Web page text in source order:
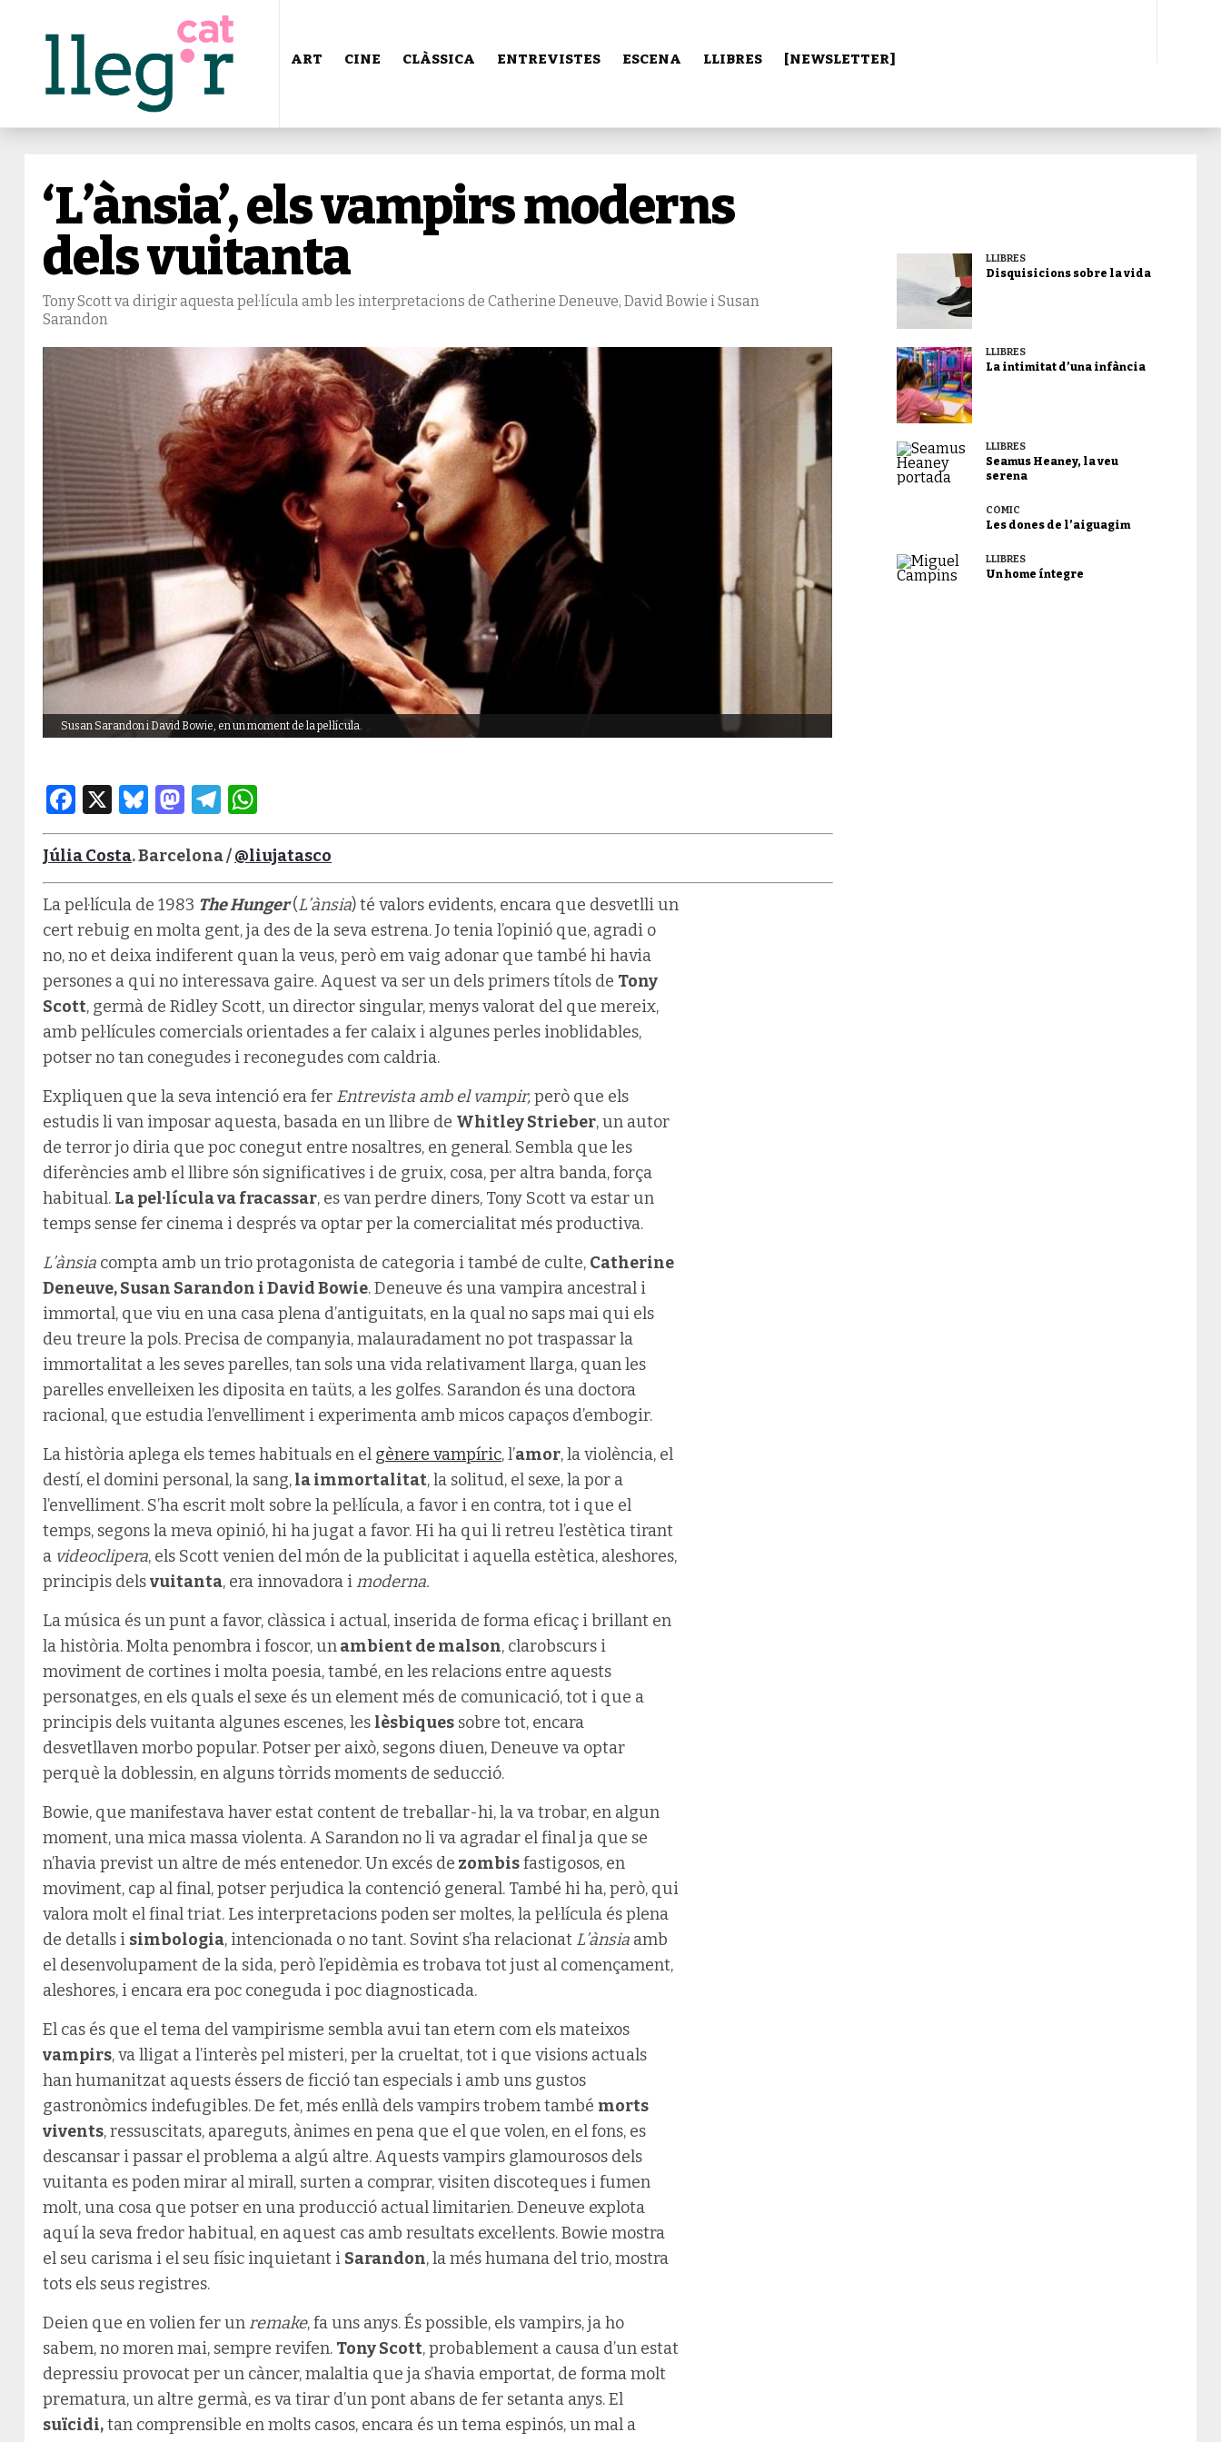
ART CINE CLÀSSICA ENTREVISTES ESCENA LLIBRES [NEWSLETTER]
‘L’ànsia’, els vampirs moderns
dels vuitanta
Tony Scott va dirigir aquesta pel·lícula amb les interpretacions de Catherine Deneuve, David Bowie i Susan
Sarandon
Susan Sarandon i David Bowie, en un moment de la pel·lícula.
Facebook
X Bluesky
Mastodon
Telegram
Júlia Costa. Barcelona /@liujatasco
La pel·lícula de 1983 The Hunger(L’ànsia) té valors evidents, encara que desvetlli un
cert rebuig en molta gent, ja des de la seva estrena. Jo tenia l’opinió que, agradi o
no, no et deixa indiferent quan la veus, però em vaig adonar que també hi havia
persones a qui no interessava gaire. Aquest va ser un dels primers títols de Tony
Scott, germà de Ridley Scott, un director singular, menys valorat del que mereix,
amb pel·lícules comercials orientades a fer calaix i algunes perles inoblidables,
potser no tan conegudes i reconegudes com caldria.
Expliquen que la seva intenció era fer Entrevista amb el vampir,però que els
estudis li van imposar aquesta, basada en un llibre de Whitley Strieber, un autor
de terror jo diria que poc conegut entre nosaltres, en general. Sembla que les
diferències amb el llibre són significatives i de gruix, cosa, per altra banda, força
habitual. La pel·lícula va fracassar, es van perdre diners, Tony Scott va estar un
temps sense fer cinema i després va optar per la comercialitat més productiva.
L’ànsia compta amb un trio protagonista de categoria i també de culte, Catherine
Deneuve, Susan Sarandon i David Bowie. Deneuve és una vampira ancestral i
immortal, que viu en una casa plena d’antiguitats, en la qual no saps mai qui els
deu treure la pols. Precisa de companyia, malauradament no pot traspassar la
immortalitat a les seves parelles, tan sols una vida relativament llarga, quan les
parelles envelleixen les diposita en taüts, a les golfes. Sarandon és una doctora
racional, que estudia l’envelliment i experimenta amb micos capaços d’embogir.
La història aplega els temes habituals en el gènere vampíric, l’amor, la violència, el
destí, el domini personal, la sang,la immortalitat, la solitud, el sexe, la por a
l’envelliment. S’ha escrit molt sobre la pel·lícula, a favor i en contra, tot i que el
temps, segons la meva opinió, hi ha jugat a favor. Hi ha qui li retreu l’estètica tirant
a videoclipera, els Scott venien del món de la publicitat i aquella estètica, aleshores,
principis delsvuitanta, era innovadora imoderna.
La música és un punt a favor, clàssica i actual, inserida de forma eficaç i brillant en
la història. Molta penombra i foscor, unambient de malson, clarobscurs i
moviment de cortines i molta poesia, també, en les relacions entre aquests
personatges, en els quals el sexe és un element més de comunicació, tot i que a
principis dels vuitanta algunes escenes, les lèsbiques sobre tot, encara
desvetllaven morbo popular. Potser per això, segons diuen, Deneuve va optar
perquè la doblessin, en alguns tòrrids moments de seducció.
Bowie, que manifestava haver estat content de treballar-hi, la va trobar, en algun
moment, una mica massa violenta. A Sarandon no li va agradar el final ja que se
n’havia previst un altre de més entenedor. Un excés de zombisfastigosos, en
moviment, cap al final, potser perjudica la contenció general. També hi ha, però, qui
valora molt el final triat. Les interpretacions poden ser moltes, la pel·lícula és plena
de detalls i simbologia, intencionada o no tant. Sovint s’ha relacionat L’ànsia amb
el desenvolupament de la sida, però l’epidèmia es trobava tot just al començament,
aleshores, i encara era poc coneguda i poc diagnosticada.
El cas és que el tema del vampirisme sembla avui tan etern com els mateixos
vampirs, va lligat a l’interès pel misteri, per la crueltat, tot i que visions actuals
han humanitzat aquests éssers de ficció tan especials i amb uns gustos
gastronòmics indefugibles. De fet, més enllà dels vampirs trobem també morts
vivents, ressuscitats, apareguts, ànimes en pena que el que volen, en el fons, es
descansar i passar el problema a algú altre. Aquests vampirs glamourosos dels
vuitanta es poden mirar al mirall, surten a comprar, visiten discoteques i fumen
molt, una cosa que potser en una producció actual limitarien. Deneuve explota
aquí la seva fredor habitual, en aquest cas amb resultats excel·lents. Bowie mostra
el seu carisma i el seu físic inquietant i Sarandon, la més humana del trio, mostra
tots els seus registres.
Deien que en volien fer unremake, fa uns anys. És possible, els vampirs, ja ho
sabem, no moren mai, sempre revifen. Tony Scott, probablement a causa d’un estat
depressiu provocat per un càncer, malaltia que ja s’havia emportat, de forma molt
prematura, un altre germà, es va tirar d’un pont abans de fer setanta anys. El
suïcidi,tan comprensible en molts casos, encara és un tema espinós, un mal a
LLIBRES
Disquisicions sobre la vida
LLIBRES
La intimitat d’una infància
LLIBRES
Seamus Heaney, la veu
serena
CÒMIC
Les dones de l’aiguagim
LLIBRES
Un home íntegre